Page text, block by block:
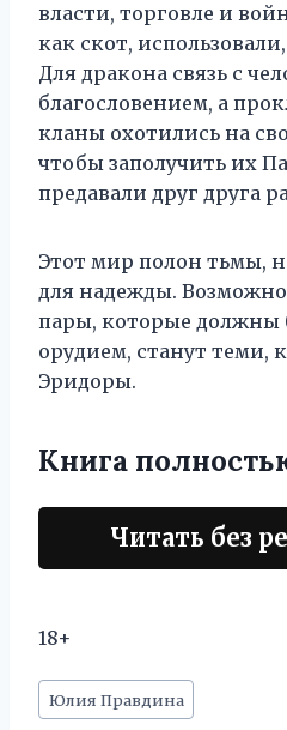
власти, торговле и
как скот,
Для дракона связь с
благословением, а
кланы охотились на
чтобы заполучить их
предавали друг друга
Этот мир полон тьмы,
для надежды.
пары, которые должны
орудием, станут теми,
Эридоры.
Книга
Читать без
18+
Метки
записи:
Юлия Правдина